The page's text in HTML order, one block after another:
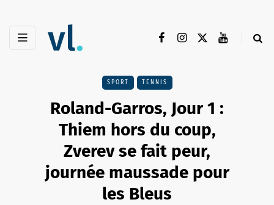
SPORT TENNIS
Roland-Garros, Jour 1 :
Thiem hors du coup,
Zverev se fait peur,
journée maussade pour
les Bleus